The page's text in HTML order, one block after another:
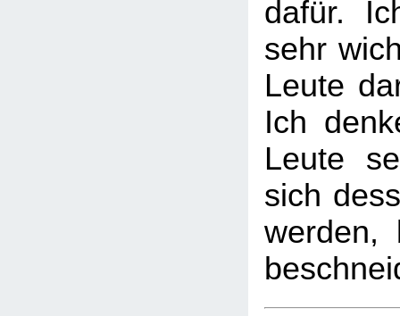
dafür.
sehr
Leute
Ich
Leute
sich
werden,